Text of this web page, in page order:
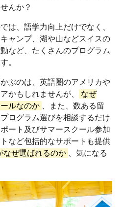
んか？
は、語学力向上だけでなく、
ャンプ、湖や山などスイスの
など、たくさんのプログラム
。
ぶのは、英語圏のアメリカや
かもしれませんが、
なぜ
ルなのか
、また、数ある留
ログラム選びを相談するだけ
ート及びサマースクール参加
など包括的なサポートも提供
なぜ選ばれるのか
、気になる